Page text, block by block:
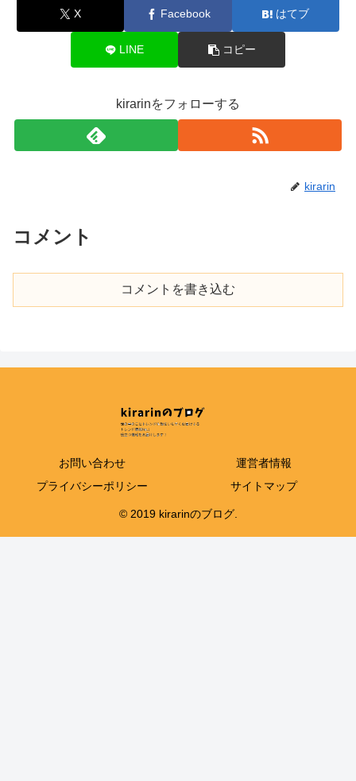
X Facebook はてブ
LINE コピー
kirarinをフォローする
kirarin
コメント
コメントを書き込む
お問い合わせ
運営者情報
プライバシーポリシー
サイトマップ
© 2019 kirarinのブログ.